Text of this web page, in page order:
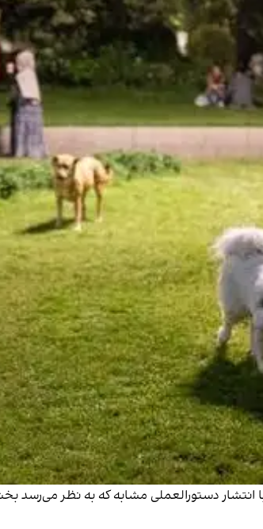
انتشار دستورالعملی مشابه که به نظر